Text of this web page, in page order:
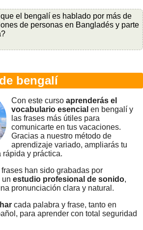
el bengalí es hablado por más de
de personas en Bangladés y parte
bengalí
Con este curso aprenderás el
vocabulario esencial en bengalí y
las frases más útiles para
comunicarte en tus vacaciones.
Gracias a nuestro método de
aprendizaje variado, ampliarás tu
y práctica.
han sido grabadas por
un estudio profesional de sonido,
pronunciación clara y natural.
cada palabra y frase, tanto en
para aprender con total seguridad